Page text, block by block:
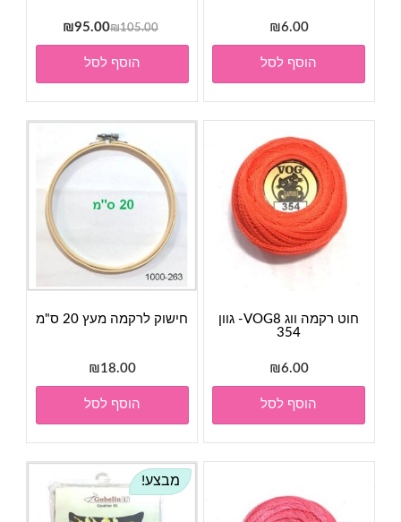
₪6.00
הוסף לסל
₪105.00
המחיר
המקורי
היה:
₪105.00.
₪95.00
הנוכחי
₪95.00.
הוסף לסל
חוט רקמה ווג VOG8- גוון
354
₪6.00
הוסף לסל
חישוק לרקמה מעץ 20 ס"מ
₪18.00
הוסף לסל
מבצע!